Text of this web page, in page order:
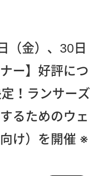
（金）、30日
ー】好評につ
！ランサーズ
るためのウェ
け）を開催 ※